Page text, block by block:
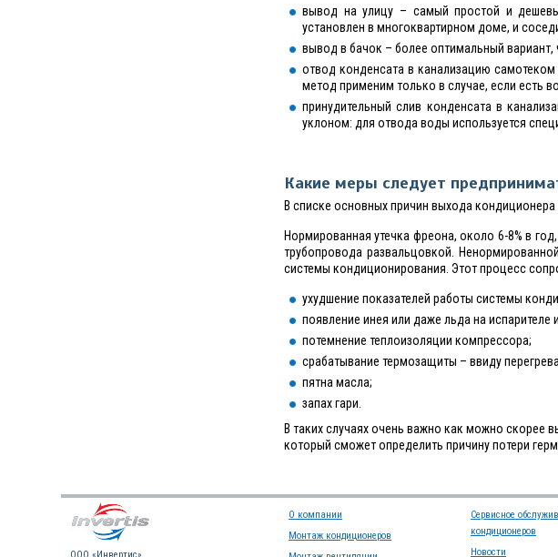
вывод на улицу – самый простой и
установлен в многоквартирном доме, и
вывод в бачок – более оптимальный
отвод конденсата в канализацию
метод применим только в случае, если есть
принудительный слив конденсата в
уклоном: для отвода воды используется
Какие меры следует
В списке основных причин выхода
Нормированная утечка фреона, около 6-8% в
трубопровода развальцовкой.
системы кондиционирования. Этот процесс
ухудшение показателей работы системы
появление инея или даже льда на испарителе
потемнение теплоизоляции компрессора;
срабатывание термозащиты – ввиду
пятна масла;
запах гари.
В таких случаях очень важно как можно скорее
который сможет определить причину потери
О компании
Монтаж кондиционеров
Сервисное
кондиционеров
Новости